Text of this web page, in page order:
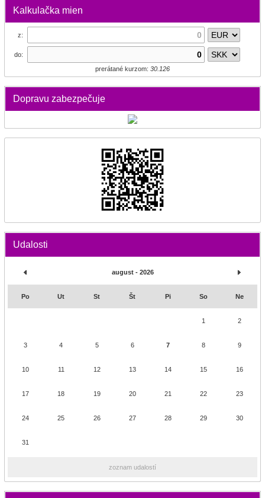
Kalkulačka mien
z:
do:
prerátané kurzom: 30.126
Dopravu zabezpečuje
Udalosti
august - 2026
Po Ut St Št Pi So Ne
1 2
3 4 5 6 7 8 9
10 11 12 13 14 15 16
17 18 19 20 21 22 23
24 25 26 27 28 29 30
31
zoznam udalostí